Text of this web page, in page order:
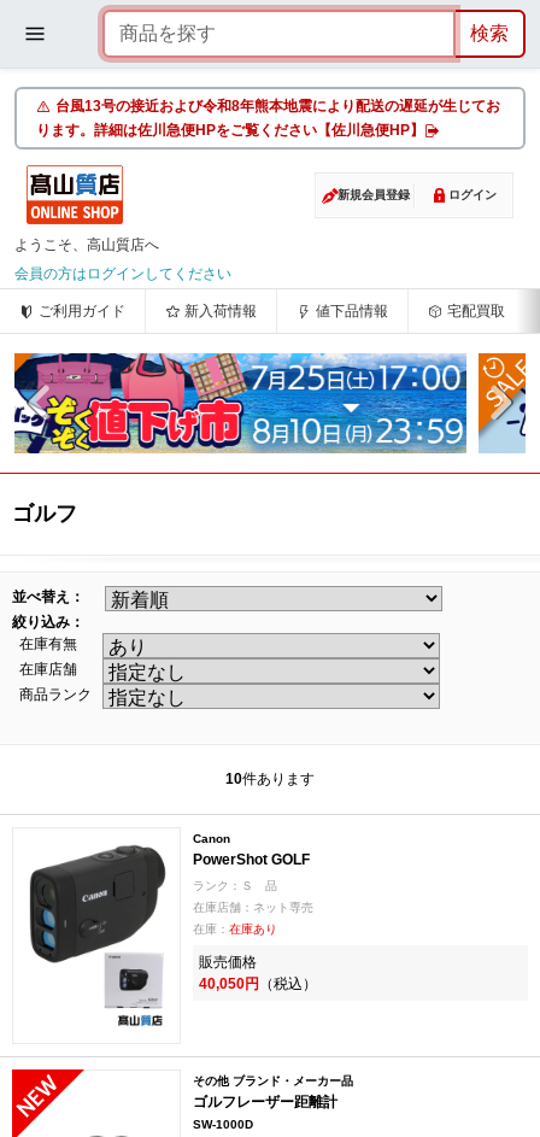
台風13号の接近および令和8年熊本地震により配送の遅延が生じてお
ります。詳細は佐川急便HPをご覧ください【佐川急便HP】
新規会員登録 ログイン
ようこそ、高山質店へ
会員の方はログインしてください
ご利用ガイド 新入荷情報 値下品情報 宅配買取
ゴルフ
並べ替え：
絞り込み：
在庫有無
在庫店舗
商品ランク
10件あります
Canon
PowerShot GOLF
ランク：Ｓ 品
在庫店舗：ネット専売
在庫： 在庫あり
販売価格
40,050円 （税込）
その他 ブランド・メーカー品
ゴルフレーザー距離計
SW-1000D